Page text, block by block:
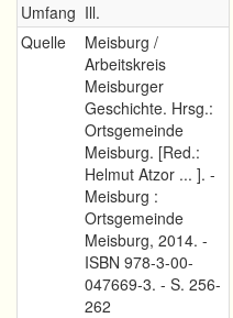
Umfang Ill.
Quelle
Meisburg /
Arbeitskreis
Meisburger
Geschichte. Hrsg.:
Ortsgemeinde
Meisburg. [Red.:
Helmut Atzor ... ]. -
Meisburg :
Ortsgemeinde
Meisburg, 2014. -
ISBN 978-3-00-
047669-3. - S. 256-
262